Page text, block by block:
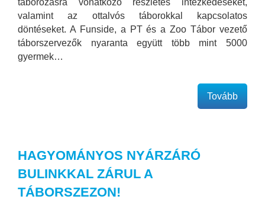
valamint az ottalvós táborokkal kapcsolatos
döntéseket. A Funside, a PT és a Zoo Tábor vezető
táborszervezők nyaranta együtt több mint 5000
gyermek…
Tovább
HAGYOMÁNYOS NYÁRZÁRÓ
BULINKKAL ZÁRUL A
TÁBORSZEZON!